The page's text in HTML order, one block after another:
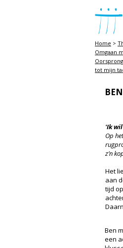
Home >
Omgaan
tot mijn
'Ik
Op
z’n
Het
aan
tijd
Ben
een